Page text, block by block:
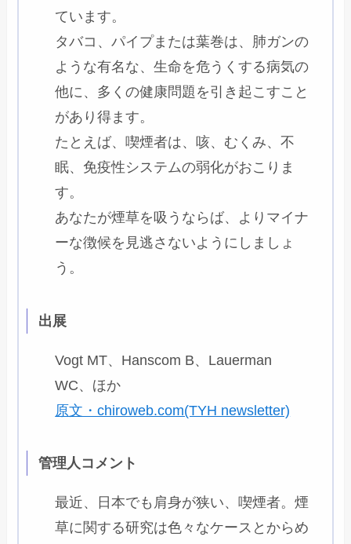
ています。
タバコ、パイプまたは葉巻は、肺ガンの
ような有名な、生命を危うくする病気の
他に、多くの健康問題を引き起こすこと
があり得ます。
たとえば、喫煙者は、咳、むくみ、不
眠、免疫性システムの弱化がおこりま
す。
あなたが煙草を吸うならば、よりマイナ
ーな徴候を見逃さないようにしましょ
う。
出展
Vogt MT、Hanscom B、Lauerman
WC、ほか
原文・chiroweb.com(TYH newsletter)
管理人コメント
最近、日本でも肩身が狭い、喫煙者。煙
草に関する研究は色々なケースとからめ